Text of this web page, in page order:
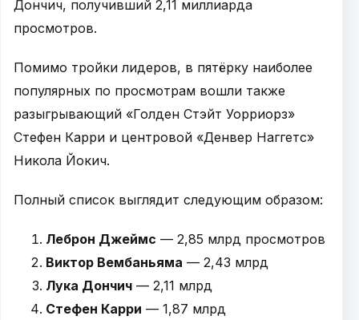
Дончич, получивший 2,11 миллиарда
просмотров.
Помимо тройки лидеров, в пятёрку наиболее
популярных по просмотрам вошли также
разыгрывающий «Голден Стэйт Уорриорз»
Стефен Карри и центровой «Денвер Наггетс»
Никола Йокич.
Полный список выглядит следующим образом:
Леброн Джеймс — 2,85 млрд просмотров
Виктор Вембаньяма — 2,43 млрд
Лука Дончич — 2,11 млрд
Стефен Карри — 1,87 млрд